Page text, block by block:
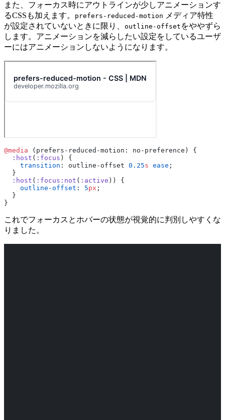
また、フォーカス時にアウトラインが少しアニメーションす
るCSSも加えます。
prefers-reduced-motion メディア特性
が設定されていないときに限り、 outline-offset をややずら
します。アニメーションを減らしたい設定をしているユーザ
ーにはアニメーションしないようになります。
@media (prefers-reduced-motion: no-preference) {
  :host
( :focus ) {
    transition
: outline-offset 0.25s ease ;
  }
  :host
( :focus:not ( :active )) {
    outline-offset
: 5px ;
  }
}
これでフォーカスとホバーの状態が視覚的に判別しやすくな
りました。